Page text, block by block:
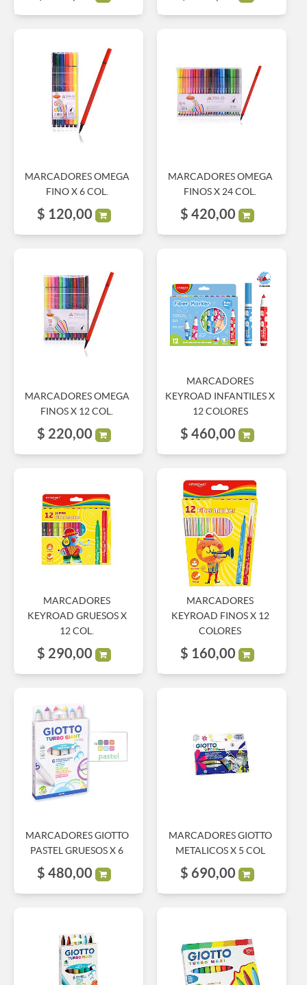
MARCADORES OMEGA
FINO X 6 COL.
$ 120,00
MARCADORES OMEGA
FINOS X 24 COL.
$ 420,00
MARCADORES OMEGA
FINOS X 12 COL.
$ 220,00
MARCADORES
KEYROAD INFANTILES X
12 COLORES
$ 460,00
MARCADORES
KEYROAD GRUESOS X
12 COL.
$ 290,00
MARCADORES
KEYROAD FINOS X 12
COLORES
$ 160,00
MARCADORES GIOTTO
PASTEL GRUESOS X 6
$ 480,00
MARCADORES GIOTTO
METALICOS X 5 COL
$ 690,00